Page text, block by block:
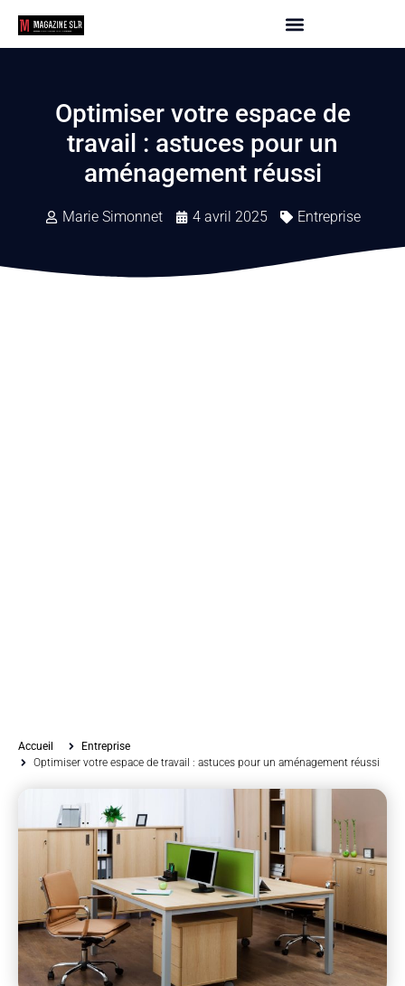
Optimiser votre espace de
travail : astuces pour un
aménagement réussi
Marie Simonnet 4 avril 2025 Entreprise
Accueil
Entreprise
Optimiser votre espace de travail : astuces pour un aménagement réussi